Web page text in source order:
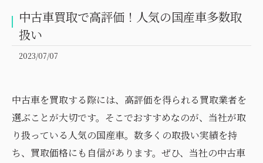
中古車買取で高評価！人気の国産車多数取
扱い
2023/07/07
中古車を買取する際には、高評価を得られる買取業者を
選ぶことが大切です。そこでおすすめなのが、当社が取
り扱っている人気の国産車。数多くの取扱い実績を持
ち、買取価格にも自信があります。ぜひ、当社の中古車